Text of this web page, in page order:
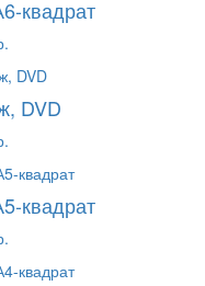
квадрат
DVD
квадрат